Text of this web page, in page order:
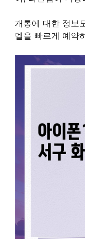
개통에 대한 정보
델을 빠르게 예약